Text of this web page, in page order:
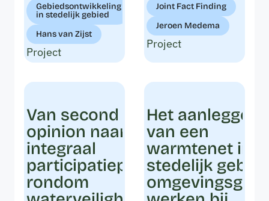
Gebiedsontwikkeling
in stedelijk gebied
Hans van Zijst
Project
Joint Fact Finding
Jeroen Medema
Project
Van second
opinion naar een
integraal
participatieproces
rondom
Het aanleggen
van een
warmtenet in
stedelijk